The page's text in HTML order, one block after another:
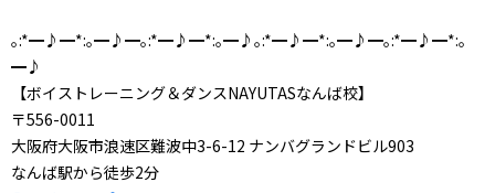
｡:*━♪━*:｡━♪━｡:*━♪━*:｡━♪｡:*━♪━*:｡━♪━｡:*━♪━*:｡
━♪
【ボイストレーニング＆ダンスNAYUTASなんば校】
〒556-0011
大阪府大阪市浪速区難波中3-6-12 ナンバグランドビル903
なんば駅から徒歩2分